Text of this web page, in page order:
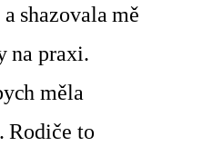
shazovala mě
na praxi.
měla
Rodiče to